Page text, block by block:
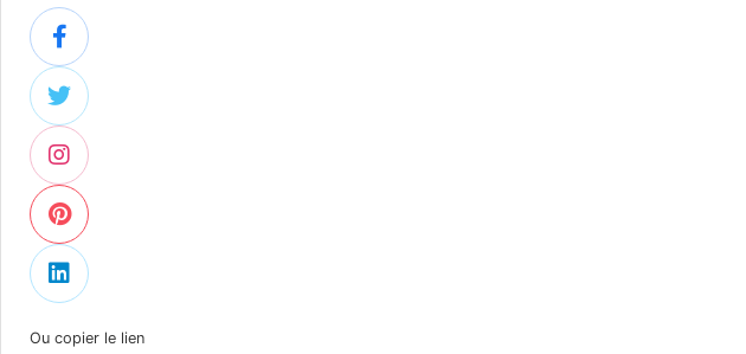
Ou copier le lien